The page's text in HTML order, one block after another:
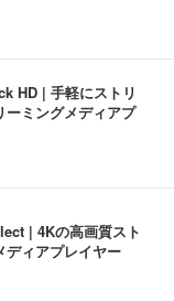
HD | 手軽にストリ
ーミングメディアプ
| 4Kの高画質スト
ディアプレイヤー